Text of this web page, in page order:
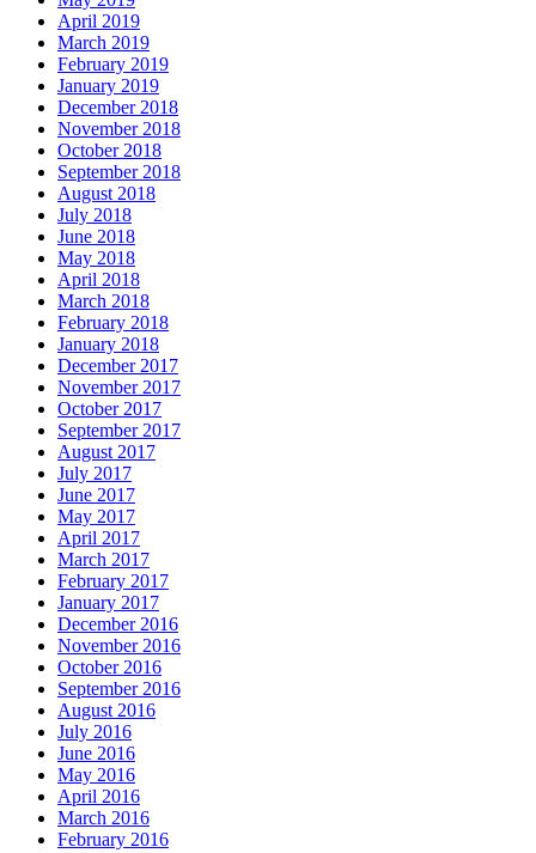
April 2019
March 2019
February 2019
January 2019
December 2018
November 2018
October 2018
September 2018
August 2018
July 2018
June 2018
May 2018
April 2018
March 2018
February 2018
January 2018
December 2017
November 2017
October 2017
September 2017
August 2017
July 2017
June 2017
May 2017
April 2017
March 2017
February 2017
January 2017
December 2016
November 2016
October 2016
September 2016
August 2016
July 2016
June 2016
May 2016
April 2016
March 2016
February 2016